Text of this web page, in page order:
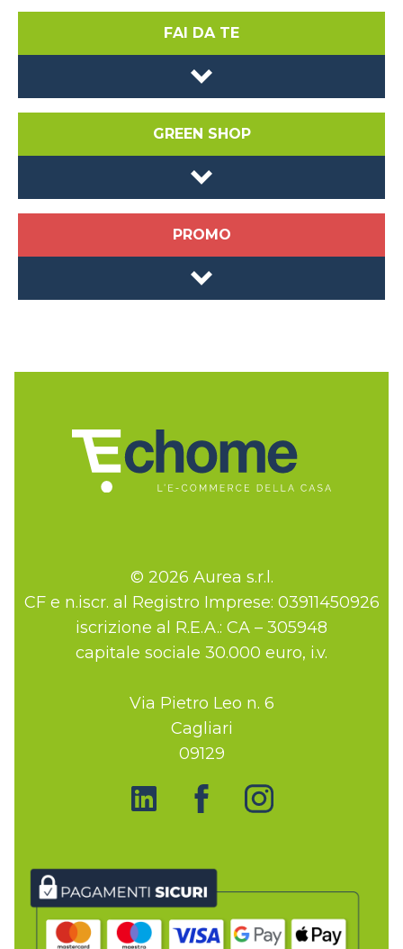
FAI DA TE
GREEN SHOP
PROMO
© 2026 Aurea s.r.l.
CF e n.iscr. al Registro Imprese: 03911450926
iscrizione al R.E.A.: CA – 305948
capitale sociale 30.000 euro, i.v.
Via Pietro Leo n. 6
Cagliari
09129